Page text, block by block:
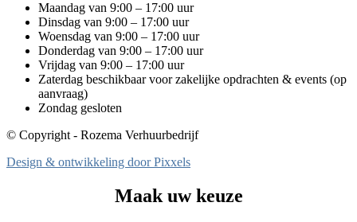
Maandag van 9:00 – 17:00 uur
Dinsdag van 9:00 – 17:00 uur
Woensdag van 9:00 – 17:00 uur
Donderdag van 9:00 – 17:00 uur
Vrijdag van 9:00 – 17:00 uur
Zaterdag beschikbaar voor zakelijke opdrachten & events (op
aanvraag)
Zondag gesloten
© Copyright - Rozema Verhuurbedrijf
Design & ontwikkeling door Pixxels
Maak uw keuze